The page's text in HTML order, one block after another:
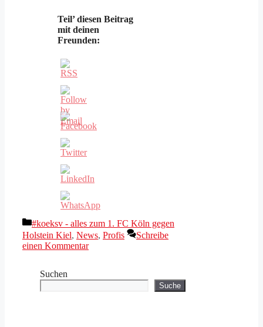
Teil’ diesen Beitrag
mit deinen
Freunden:
Kategorien
#koeksv - alles zum 1. FC Köln gegen
Holstein Kiel, News, Profis
Schreibe
einen Kommentar
Suchen
Suche